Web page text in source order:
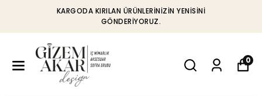
KARGODA KIRILAN ÜRÜNLERINIZIN YENISINI
GÖNDERIYORUZ.
0